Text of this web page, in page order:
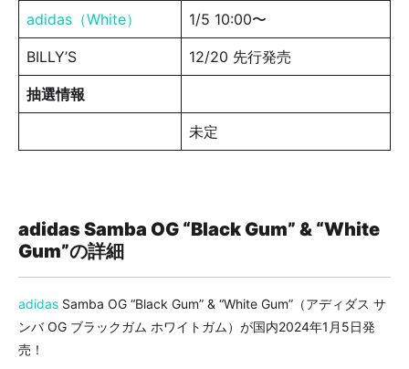
adidas（White） 1/5 10:00〜
BILLY’S 12/20 先行発売
抽選情報
未定
adidas Samba OG “Black Gum” & “White
Gum”の詳細
adidas Samba OG “Black Gum” & “White Gum”（アディダス サ
ンバ OG ブラックガム ホワイトガム）が国内2024年1月5日発
売！